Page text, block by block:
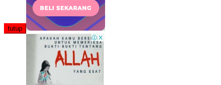
tutup